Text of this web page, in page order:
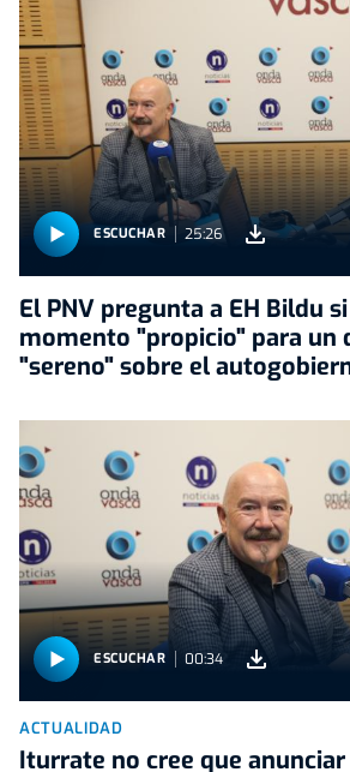
ESCUCHAR 25:26
El PNV pregunta a EH Bildu
momento "propicio" para un
"sereno" sobre el
ESCUCHAR 00:34
ACTUALIDAD
Iturrate no cree que